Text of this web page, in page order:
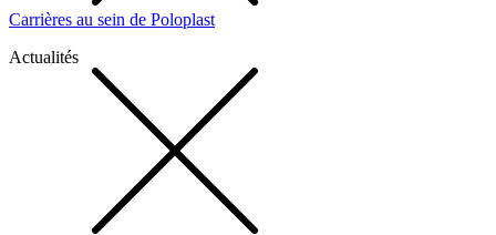
Carrières au sein de Poloplast
Actualités